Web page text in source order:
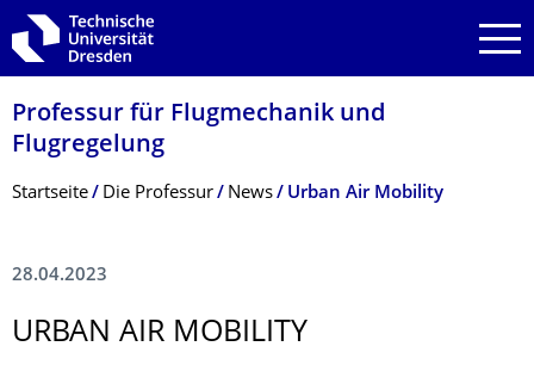
Zur Hauptnavigation springen
Zur Suche springen
Zum Inhalt springen
Professur für Flugmechanik und
Flugregelung
Breadcrumb-Menü
Startseite Die Professur News Urban Air Mobility
28.04.2023
URBAN AIR MOBILITY